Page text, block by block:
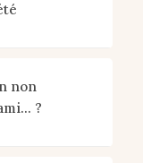
non
?